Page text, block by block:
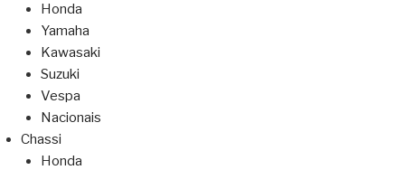
Honda
Yamaha
Kawasaki
Suzuki
Vespa
Nacionais
Chassi
Honda